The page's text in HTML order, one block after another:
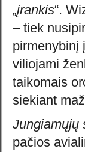
„įrankis“.
– tiek
pirmenybinį
viliojami
taikomais
siekiant
Jungiamųjų
pačios